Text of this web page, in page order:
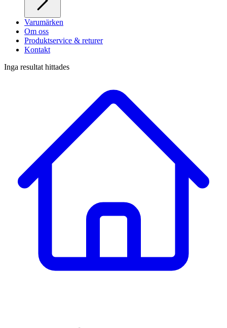
Varumärken
Om oss
Produktservice & returer
Kontakt
Inga resultat hittades